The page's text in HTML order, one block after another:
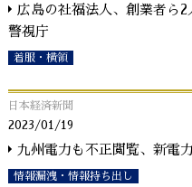
広島の社福法人、創業者
警視庁
着服・横領
日本経済新聞
2023/01/19
九州電力も不正閲覧、新電
情報漏洩・情報持ち出し